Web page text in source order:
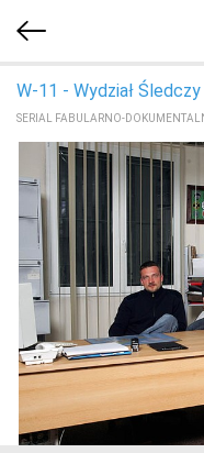
W-11 - Wydział Śledczy
SERIAL FABULARNO-